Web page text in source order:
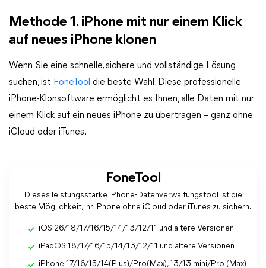
Methode 1. iPhone mit nur einem Klick
auf neues iPhone klonen
Wenn Sie eine schnelle, sichere und vollständige Lösung
suchen, ist FoneTool die beste Wahl. Diese professionelle
iPhone-Klonsoftware ermöglicht es Ihnen, alle Daten mit nur
einem Klick auf ein neues iPhone zu übertragen – ganz ohne
iCloud oder iTunes.
FoneTool
Dieses leistungsstarke iPhone-Datenverwaltungstool ist die
beste Möglichkeit, Ihr iPhone ohne iCloud oder iTunes zu sichern.
iOS 26/18/17/16/15/14/13/12/11 und ältere Versionen
iPadOS 18/17/16/15/14/13/12/11 und ältere Versionen
iPhone 17/16/15/14(Plus)/Pro(Max), 13/13 mini/Pro (Max)